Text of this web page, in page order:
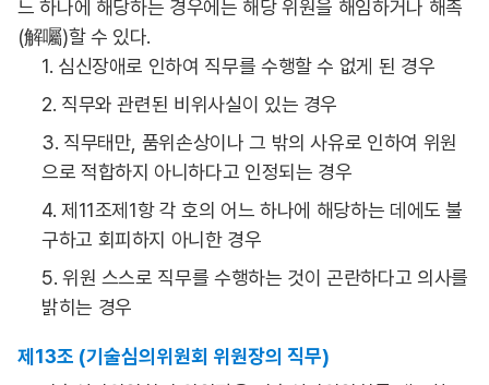
느 하나에 해당하는 경우에는 해당 위원을 해임하거나 해촉
(解囑)할 수 있다.
1. 심신장애로 인하여 직무를 수행할 수 없게 된 경우
2. 직무와 관련된 비위사실이 있는 경우
3. 직무태만, 품위손상이나 그 밖의 사유로 인하여 위원
으로 적합하지 아니하다고 인정되는 경우
4. 제11조제1항 각 호의 어느 하나에 해당하는 데에도 불
구하고 회피하지 아니한 경우
5. 위원 스스로 직무를 수행하는 것이 곤란하다고 의사를
밝히는 경우
제13조 (기술심의위원회 위원장의 직무)